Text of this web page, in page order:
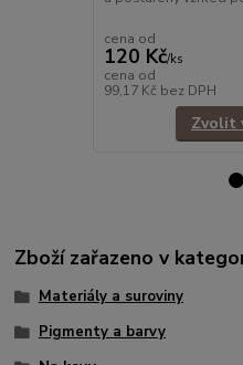
cena od
120 Kč/ks
cena od
99,17 Kč bez DPH
Zvolit
Zboží zařazeno v
Materiály a suroviny
Pigmenty a barvy